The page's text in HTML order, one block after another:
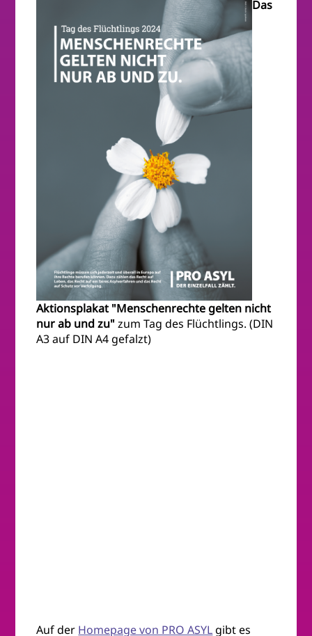
Das
Aktionsplakat "Menschenrechte gelten nicht
nur ab und zu"zum Tag des Flüchtlings. (DIN
A3 auf DIN A4 gefalzt)
Auf der Homepage von PRO ASYL gibt es